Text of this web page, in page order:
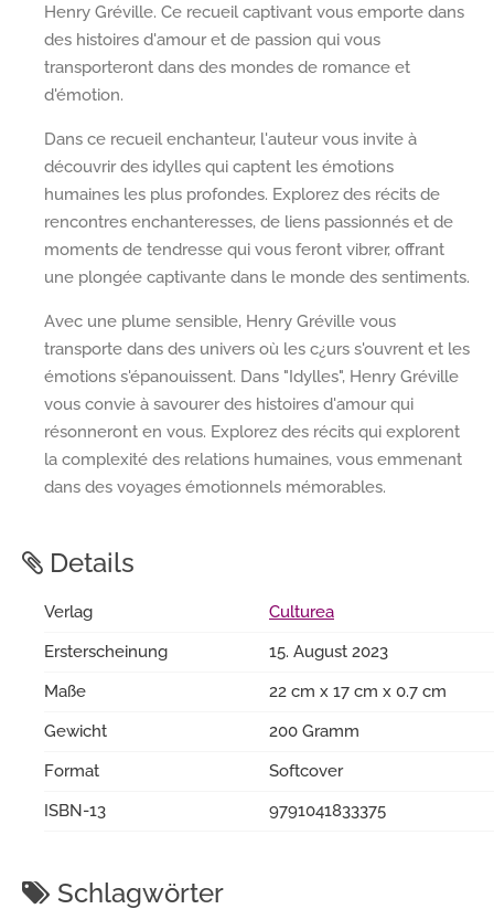
Henry Gréville. Ce recueil captivant vous emporte dans
des histoires d'amour et de passion qui vous
transporteront dans des mondes de romance et
d'émotion.
Dans ce recueil enchanteur, l'auteur vous invite à
découvrir des idylles qui captent les émotions
humaines les plus profondes. Explorez des récits de
rencontres enchanteresses, de liens passionnés et de
moments de tendresse qui vous feront vibrer, offrant
une plongée captivante dans le monde des sentiments.
Avec une plume sensible, Henry Gréville vous
transporte dans des univers où les c¿urs s'ouvrent et les
émotions s'épanouissent. Dans "Idylles", Henry Gréville
vous convie à savourer des histoires d'amour qui
résonneront en vous. Explorez des récits qui explorent
la complexité des relations humaines, vous emmenant
dans des voyages émotionnels mémorables.
Details
Verlag
Culturea
Ersterscheinung
15. August 2023
Maße
22 cm x 17 cm x 0.7 cm
Gewicht
200 Gramm
Format
Softcover
ISBN-13
9791041833375
Schlagwörter